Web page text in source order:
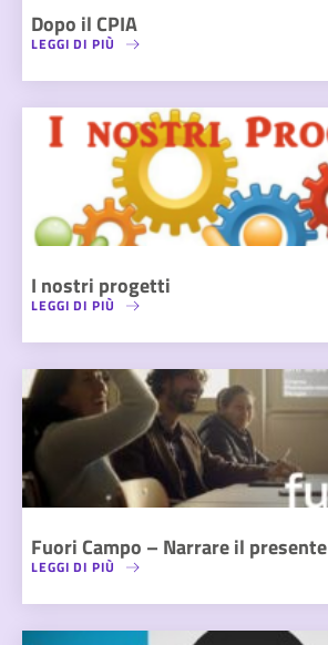
Dopo il CPIA
LEGGI DI PIÙ
I nostri progetti
LEGGI DI PIÙ
Fuori Campo – Narrare il presente
LEGGI DI PIÙ